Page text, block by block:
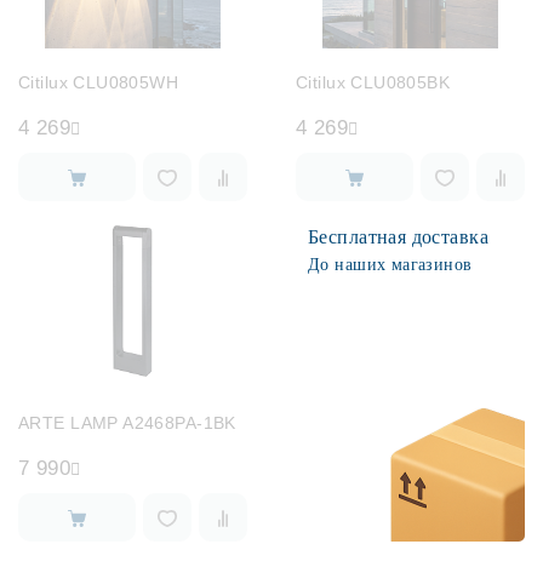
Citilux CLU0805WH
4 269
Citilux CLU0805BK
4 269
ARTE LAMP A2468PA-1BK
7 990
Бесплатная доставка
До наших магазинов